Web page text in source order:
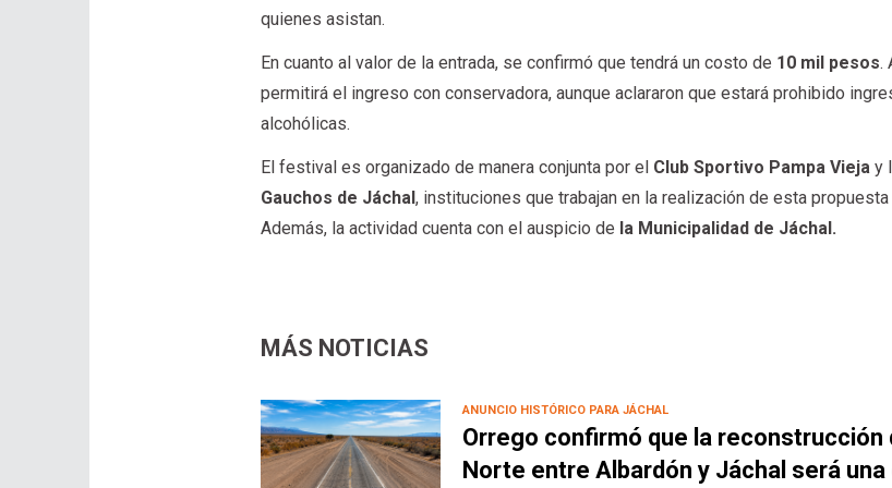
quienes asistan.
En cuanto al valor de la entrada, se confirmó que tendrá un costo de 10 mil pesos.
permitirá el ingreso con conservadora, aunque aclararon que estará prohibido
alcohólicas.
El festival es organizado de manera conjunta por el Club Sportivo Pampa Vieja y
Gauchos de Jáchal, instituciones que trabajan en la realización de esta
Además, la actividad cuenta con el auspicio de la Municipalidad de Jáchal.
MÁS NOTICIAS
ANUNCIO HISTÓRICO PARA JÁCHAL
Orrego confirmó que la reconstrucción
Norte entre Albardón y Jáchal será una